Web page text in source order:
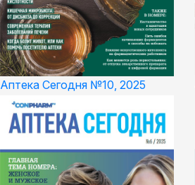
Аптека Сегодня №10, 2025